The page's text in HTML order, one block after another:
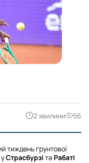
2 хвилини 56
тиждень ґрунтової
Страсбурзі та Рабаті